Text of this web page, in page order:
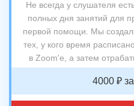
Не всегда у слушателя
полных дня занятий для
первой помощи. Мы
тех, у кого время
в Zoom'е, а затем
4000 ₽